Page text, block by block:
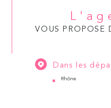
VOUS PROPOSE
Dans les
Rhône